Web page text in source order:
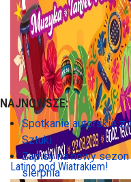
Latino pod Wiatrakiem!
NAJNOWSZE:
Spotkanie autorskie z
Sztuki
Zapisy na nowy
sierpnia